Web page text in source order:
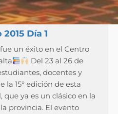
Día 1
un éxito en el Centro
Del 23 al 26 de
docentes y
15° edición de esta
ya es un clásico en la
provincia. El evento